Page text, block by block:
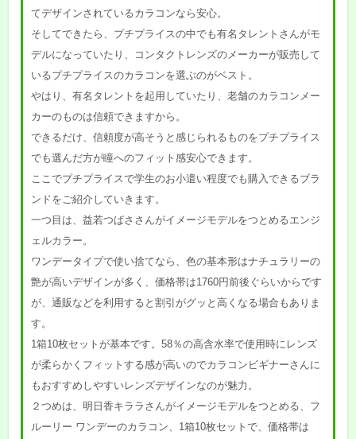
てデザインされているカラコンなら安心。
そしてできたら、プチプライスの中でも有名タレントさんがモ
デルになっていたり、コンタクトレンズのメーカーが販売して
いるプチプライスのカラコンを選ぶのがベスト。
やはり、有名タレントを起用していたり、老舗のカラコンメー
カーのものは信頼できますから。
できるだけ、信頼度が高そうと感じられるものをプチプライス
でも選んだ方が瞳へのフィット感安心できます。
ここでプチプライスで学生のお小遣い程度でも購入できるブラ
ンドをご紹介していきます。
一つ目は、益若つばささんがイメージモデルをつとめるエンジ
ェルカラー。
ワンデータイプで使い捨てなら、色の基本形はナチュラリーの
艶が高いデザインが多く、価格帯は1760円前後ぐらいからです
が、通販などを利用すると割引がグッと高くなる場合もありま
す。
1箱10枚セットが基本です。58％の高含水率で使用時にレンズ
が柔らかくフィットする感が高いのでカラコンビギナーさんに
もおすすめしやすいレンズデザインなのが魅力。
２つめは、明日香キララさんがイメージモデルをつとめる、フ
ルーリー ワンデーのカラコン、1箱10枚セットで、価格帯は